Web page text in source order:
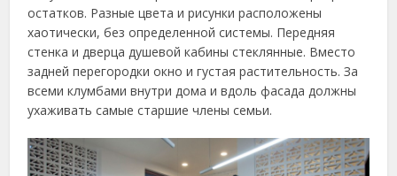
остатков. Разные цвета и рисунки расположены
хаотически, без определенной системы. Передняя
стенка и дверца душевой кабины стеклянные. Вместо
задней перегородки окно и густая растительность. За
всеми клумбами внутри дома и вдоль фасада должны
ухаживать самые старшие члены семьи.